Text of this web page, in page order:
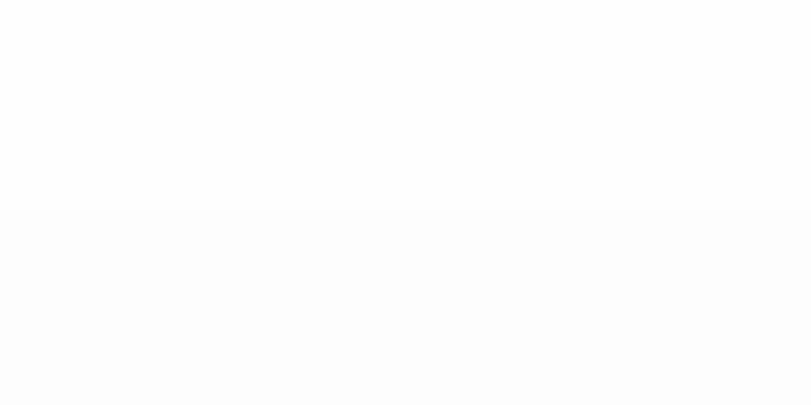
«Флоатинг»
гостям процедуру Флоатинга. Час погружения в
свободы.
float — «плавать на поверхности». Во время сеанса в специально
человек погружается в состояние полного покоя и отдыха,
В пространство не проникают посторонние звуки, свет,